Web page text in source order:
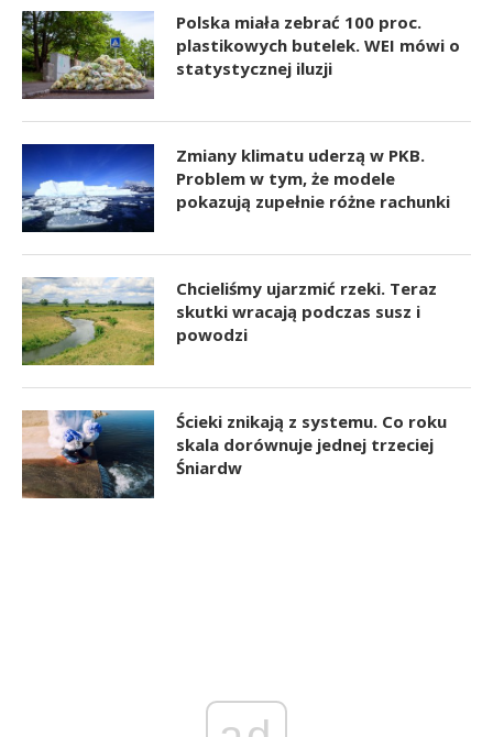
Polska miała zebrać 100 proc.
plastikowych butelek. WEI mówi o
statystycznej iluzji
Zmiany klimatu uderzą w PKB.
Problem w tym, że modele
pokazują zupełnie różne rachunki
Chcieliśmy ujarzmić rzeki. Teraz
skutki wracają podczas susz i
powodzi
Ścieki znikają z systemu. Co roku
skala dorównuje jednej trzeciej
Śniardw